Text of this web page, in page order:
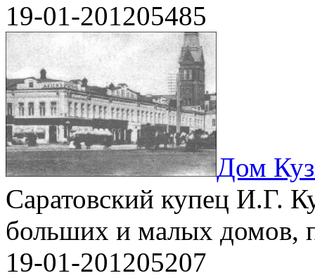
19-01-201205485
Дом
Саратовский купец И.Г.
больших и малых домов,
19-01-201205207